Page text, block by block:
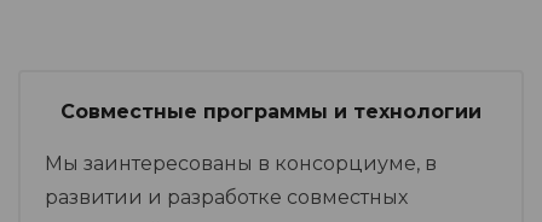
Совместные программы и технологии
Мы заинтересованы в консорциуме, в
развитии и разработке совместных